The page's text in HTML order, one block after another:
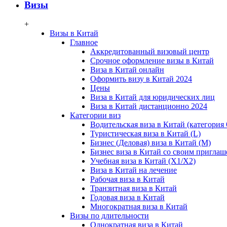
Визы
+
Визы в Китай
Главное
Аккредитованный визовый центр
Срочное оформление визы в Китай
Виза в Китай онлайн
Оформить визу в Китай 2024
Цены
Виза в Китай для юридических лиц
Виза в Китай дистанционно 2024
Категории виз
Водительская виза в Китай
Туристическая виза в Китай (L)
Бизнес (Деловая) виза в Китай (M)
Бизнес виза в Китай со своим
Учебная виза в Китай (X1/X2)
Виза в Китай на лечение
Рабочая виза в Китай
Транзитная виза в Китай
Годовая виза в Китай
Многократная виза в Китай
Визы по длительности
Однократная виза в Китай